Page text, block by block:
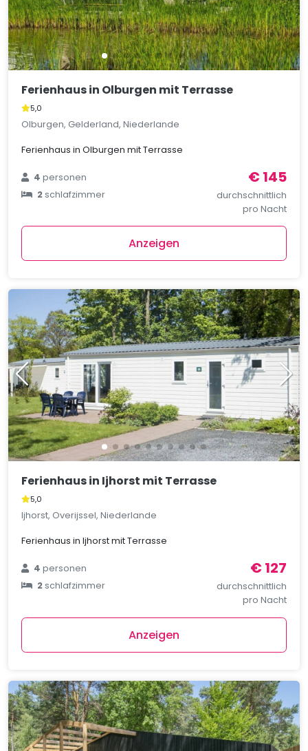
Ferienhaus in Olburgen mit Terrasse
5,0
Olburgen, Gelderland, Niederlande
Ferienhaus in Olburgen mit Terrasse
4personen
2schlafzimmer
€ 145
durchschnittlich
pro Nacht
Anzeigen
Ferienhaus in Ijhorst mit Terrasse
5,0
Ijhorst, Overijssel, Niederlande
Ferienhaus in Ijhorst mit Terrasse
4personen
2schlafzimmer
€ 127
durchschnittlich
pro Nacht
Anzeigen